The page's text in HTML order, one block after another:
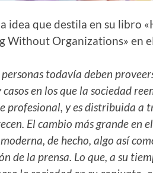
idea que destila en su libro
Without Organizations» en
personas todavía deben
casos en los que la sociedad
profesional, y es distribuida a
El cambio más grande en
de hecho, algo así
de la prensa. Lo que, a su